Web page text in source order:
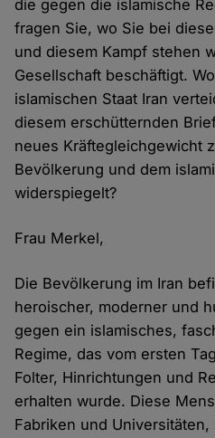
die gegen die islamische
fragen Sie, wo Sie bei
und diesem Kampf stehen
Gesellschaft beschäftigt.
islamischen Staat Iran
diesem erschütternden
neues Kräftegleichgewicht
Bevölkerung und dem
widerspiegelt?
Frau Merkel,
Die Bevölkerung im Iran
heroischer, moderner und
gegen ein islamisches,
Regime, das vom ersten
Folter, Hinrichtungen und
erhalten wurde. Diese
Fabriken und